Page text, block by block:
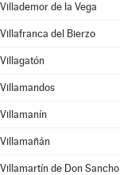
Villademor de la Vega
Villafranca del Bierzo
Villagatón
Villamandos
Villamanín
Villamañán
Villamartín de Don Sancho